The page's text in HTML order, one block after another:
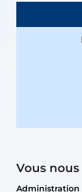
Vous
Administration
Administration
Administration
Administration
Atelier